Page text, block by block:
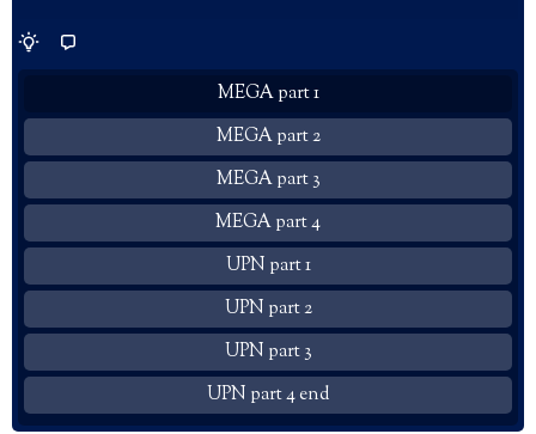
MEGA part 1
MEGA part 2
MEGA part 3
MEGA part 4
UPN part 1
UPN part 2
UPN part 3
UPN part 4 end